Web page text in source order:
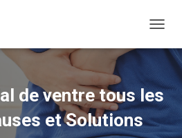
de ventre tous les
et Solutions